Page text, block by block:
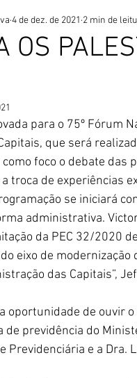
FONAC 84
OS
4 de dez. de 2021 2 min de
para o 75º Fórum
que será
foco o debate
troca de experiências
se iniciará
administrativa.
da PEC 32/2020
eixo de
das Capitais”,
oportunidade de ouvir
de previdência do
Previdenciária e a Dra.